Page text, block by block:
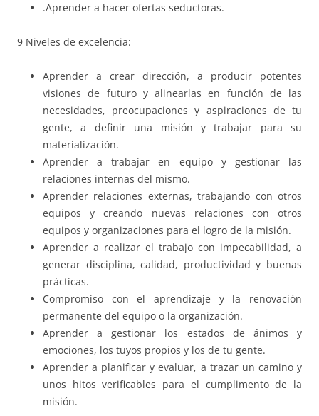
.Aprender a hacer ofertas seductoras.
9 Niveles de excelencia:
Aprender a crear dirección, a producir potentes
visiones de futuro y alinearlas en función de las
necesidades, preocupaciones y aspiraciones de tu
gente, a definir una misión y trabajar para su
materialización.
Aprender a trabajar en equipo y gestionar las
relaciones internas del mismo.
Aprender relaciones externas, trabajando con otros
equipos y creando nuevas relaciones con otros
equipos y organizaciones para el logro de la misión.
Aprender a realizar el trabajo con impecabilidad, a
generar disciplina, calidad, productividad y buenas
prácticas.
Compromiso con el aprendizaje y la renovación
permanente del equipo o la organización.
Aprender a gestionar los estados de ánimos y
emociones, los tuyos propios y los de tu gente.
Aprender a planificar y evaluar, a trazar un camino y
unos hitos verificables para el cumplimento de la
misión.